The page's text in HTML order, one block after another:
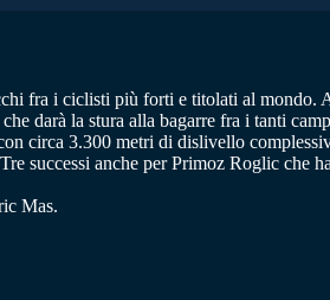
fra i ciclisti più forti e titolati al mondo.
darà la stura alla bagarre fra i tanti
circa 3.300 metri di dislivello
successi anche per Primoz Roglic che
Mas.